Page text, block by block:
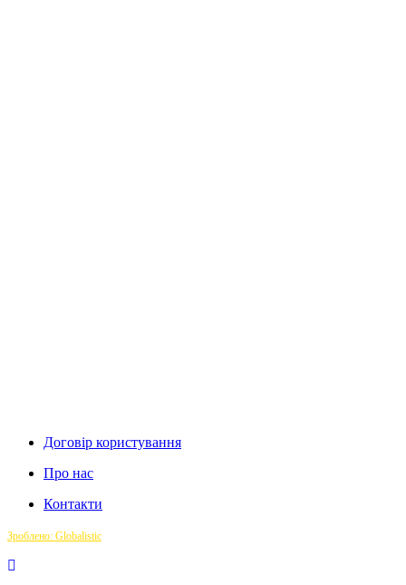
Договір користування
Про нас
Контакти
Зроблено: Globalistic